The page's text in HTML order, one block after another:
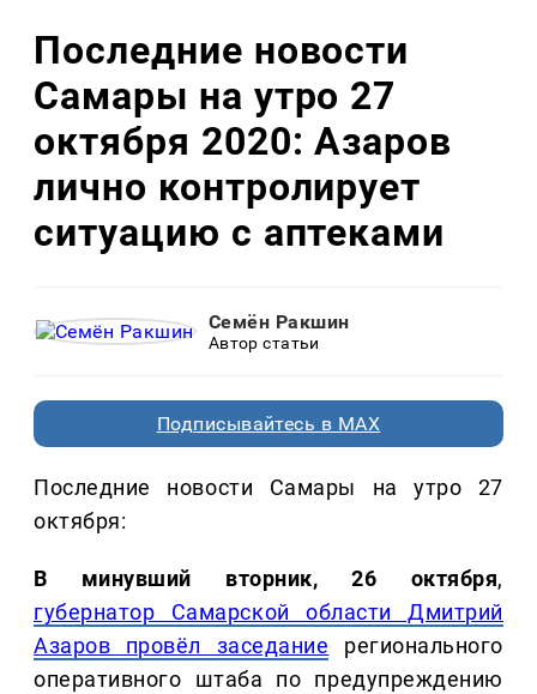
Последние новости
Самары на утро 27
октября 2020: Азаров
лично контролирует
ситуацию с аптеками
Семён Ракшин
Автор статьи
Подписывайтесь в MAX
Последние новости Самары на утро 27
октября:
В минувший вторник, 26 октября,
губернатор Самарской области Дмитрий
Азаров провёл заседание регионального
оперативного штаба по предупреждению